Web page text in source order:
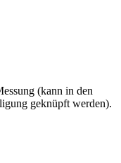
(kann in den
geknüpft werden).